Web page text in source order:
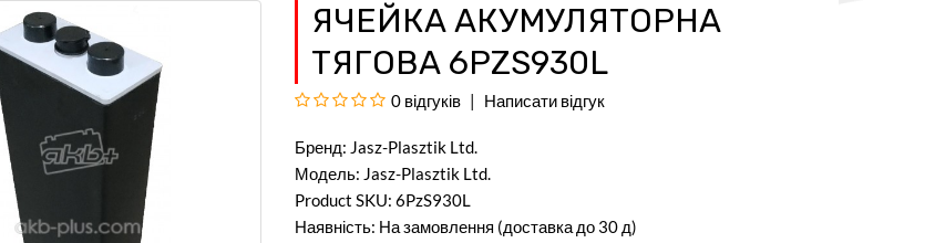
ЯЧЕЙКА АКУМУЛЯТОРНА
ТЯГОВА 6PZS930L
0 відгуків Написати відгук
Бренд: Jasz-Plasztik Ltd.
Модель: Jasz-Plasztik Ltd.
Product SKU: 6PzS930L
Наявність: На замовлення (доставка до 30 д)